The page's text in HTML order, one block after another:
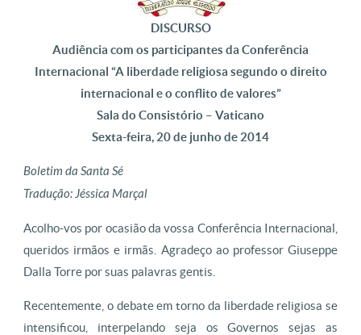
DISCURSO
Audiência com os participantes da Conferência
Internacional “A liberdade religiosa segundo o direito
internacional e o conflito de valores”
Sala do Consistório – Vaticano
Sexta-feira, 20 de junho de 2014
Boletim da Santa Sé
Tradução: Jéssica Marçal
Acolho-vos por ocasião da vossa Conferência Internacional,
queridos irmãos e irmãs. Agradeço ao professor Giuseppe
Dalla Torre por suas palavras gentis.
Recentemente, o debate em torno da liberdade religiosa se
intensificou, interpelando seja os Governos sejas as